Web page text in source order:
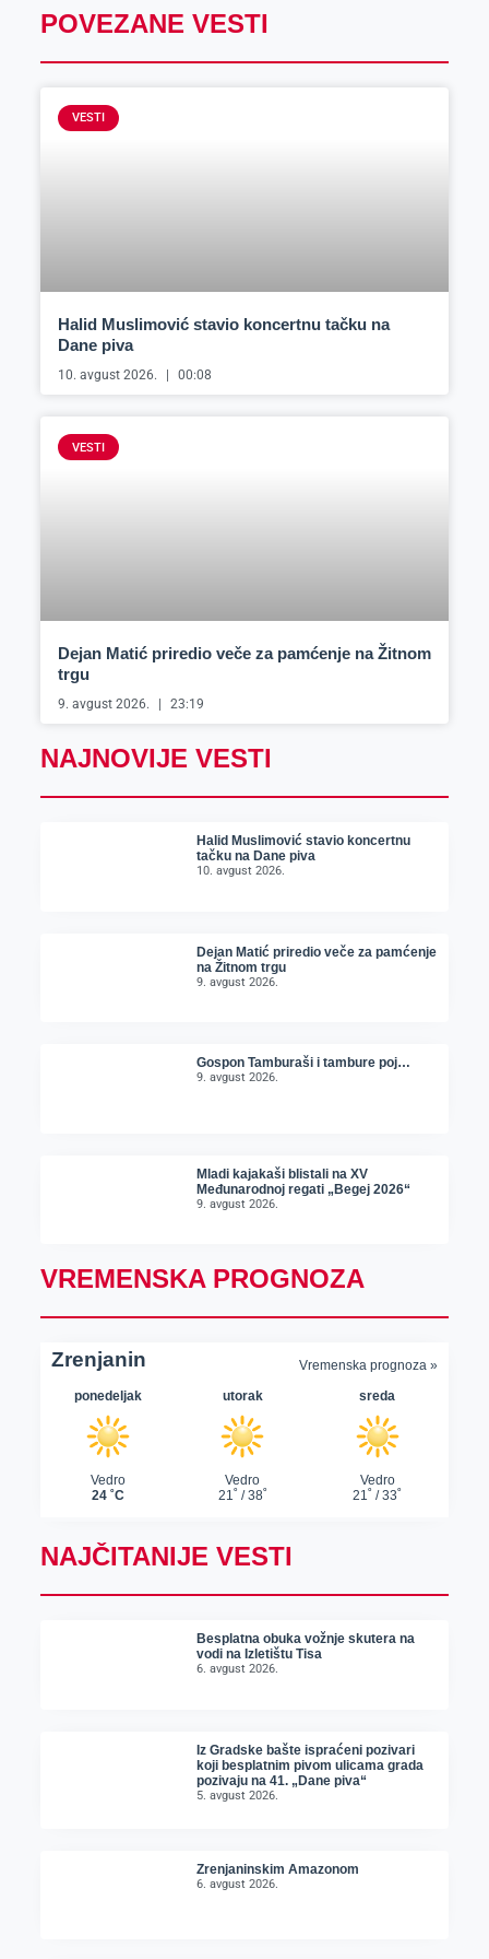
POVEZANE VESTI
VESTI
Halid Muslimović stavio koncertnu tačku na
Dane piva
10. avgust 2026. 00:08
VESTI
Dejan Matić priredio veče za pamćenje na Žitnom
trgu
9. avgust 2026. 23:19
NAJNOVIJE VESTI
Halid Muslimović stavio koncertnu
tačku na Dane piva
10. avgust 2026.
Dejan Matić priredio veče za pamćenje
na Žitnom trgu
9. avgust 2026.
Gospon Tamburaši i tambure poj…
9. avgust 2026.
Mladi kajakaši blistali na XV
Međunarodnoj regati „Begej 2026“
9. avgust 2026.
VREMENSKA PROGNOZA
NAJČITANIJE VESTI
Besplatna obuka vožnje skutera na
vodi na Izletištu Tisa
6. avgust 2026.
Iz Gradske bašte ispraćeni pozivari
koji besplatnim pivom ulicama grada
pozivaju na 41. „Dane piva“
5. avgust 2026.
Zrenjaninskim Amazonom
6. avgust 2026.